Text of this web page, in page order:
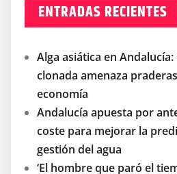
ENTRADAS RECIENTES
Alga asiática en
clonada amenaza
economía
Andalucía apuesta por
coste para mejorar la
gestión del agua
‘El hombre que paró el